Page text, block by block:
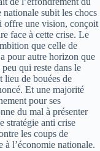
subit les chocs
offre une vision, conçoit
face à cette crise. Le
que celle de
pour autre horizon que
qui reste dans le
lieu de bouées de
Et une majorité
pour ses
du mal à présenter
stratégie anti­ crise
les coups de
à l’économie nationale.